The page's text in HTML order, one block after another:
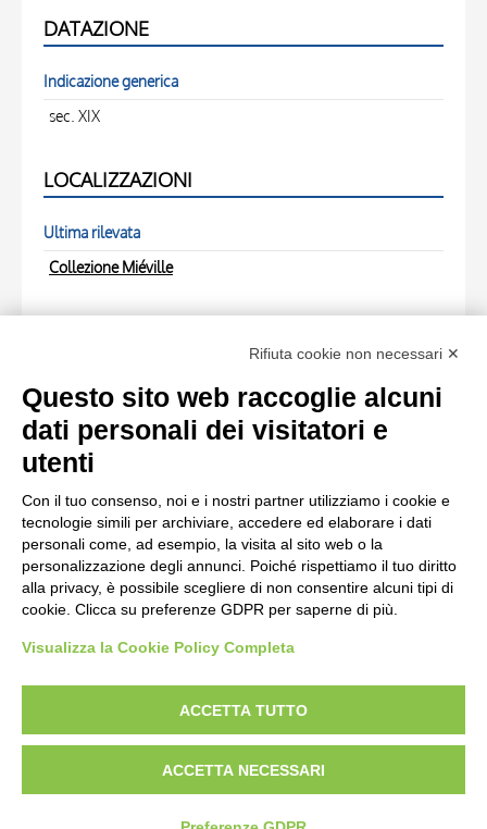
DATAZIONE
Indicazione generica
sec. XIX
LOCALIZZAZIONI
Ultima rilevata
Collezione Miéville
Anonimo , Troyon, Constant - sec. XIX - Marché e fête en
France , fronte
Scheda foto
Anonimo , Troyon, Constant - sec. XIX - Marché e fête en
France , retro
diritto d’autore, legge 22 aprile 1941 n. 633. I diritti degli autori, degli artisti e
dei fotografi che hanno realizzato le opere e le immagini, degli enti e delle
istituzioni che ne sono proprietari, sono riservati. Si vieta quindi la
riproduzione con qualsiasi mezzo effettuata, anche per uso gratuito o
personale.
Rifiuta cookie non necessari ✕
Questo sito web raccoglie alcuni
dati personali dei visitatori e
utenti
Con il tuo consenso, noi e i nostri partner utilizziamo i cookie e
tecnologie simili per archiviare, accedere ed elaborare i dati
personali come, ad esempio, la visita al sito web o la
personalizzazione degli annunci. Poiché rispettiamo il tuo diritto
alla privacy, è possibile scegliere di non consentire alcuni tipi di
cookie. Clicca su preferenze GDPR per saperne di più.
Visualizza la Cookie Policy Completa
ACCETTA TUTTO
ACCETTA NECESSARI